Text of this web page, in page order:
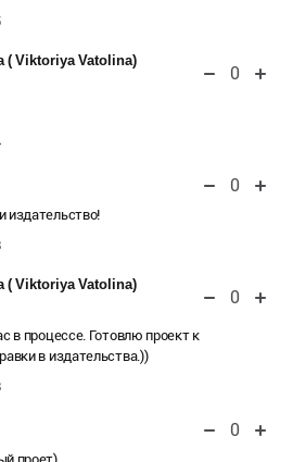
( Viktoriya Vatolina)
0
0
издательство!
( Viktoriya Vatolina)
0
в процессе. Готовлю проект к
в издательства.))
0